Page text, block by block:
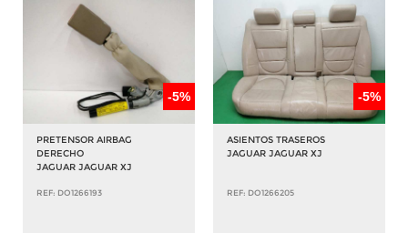
-5%
PRETENSOR AIRBAG
DERECHO
JAGUAR JAGUAR XJ
REF: DO1266193
-5%
ASIENTOS TRASEROS
JAGUAR JAGUAR XJ
REF: DO1266205